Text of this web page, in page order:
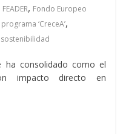
FEADER, Fondo Europeo
programa ‘CreceA’,
sostenibilidad
ha consolidado como el
impacto directo en